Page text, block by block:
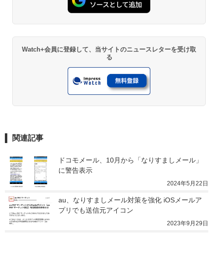
Watch+会員に登録して、当サイトのニュースレターを受け取
る
関連記事
ドコモメール、10月から「なりすましメール」
に警告表示
2024年5月22日
au、なりすましメール対策を強化 iOSメールア
プリでも送信元アイコン
2023年9月29日